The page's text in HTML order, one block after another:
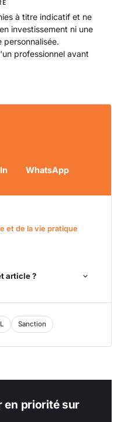
à titre indicatif et ne
investissement ni une
personnalisée.
professionnel avant
WhatsApp
et de la vie pratique
article ?
Sanction
en priorité sur